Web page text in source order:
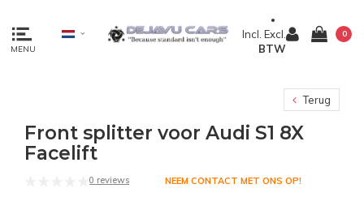
MENU
Incl. Excl.
BTW
0
Terug
Front splitter voor Audi S1 8X
Facelift
0 reviews NEEM CONTACT MET ONS OP!